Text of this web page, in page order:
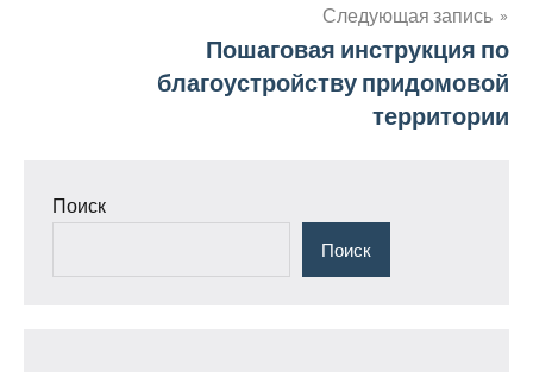
Следующая запись
Пошаговая инструкция по
благоустройству придомовой
территории
Поиск
Поиск